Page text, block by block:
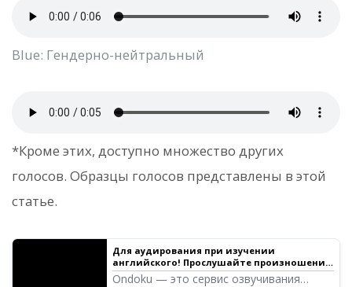
Blue: Гендерно-нейтральный
*Кроме этих, доступно множество других
голосов. Образцы голосов представлены в этой
статье.
Для аудирования при изучении
английского! Прослушайте произношение
67 дикторов-носителей языка: женские,
Ondoku — это сервис озвучивания